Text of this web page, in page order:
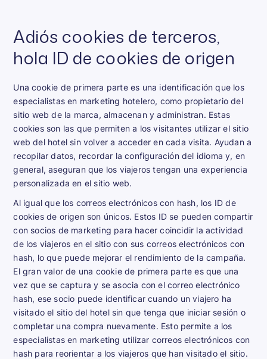
Adiós cookies de terceros,
hola ID de cookies de origen
Una cookie de primera parte es una identificación que los
especialistas en marketing hotelero, como propietario del
sitio web de la marca, almacenan y administran. Estas
cookies son las que permiten a los visitantes utilizar el sitio
web del hotel sin volver a acceder en cada visita. Ayudan a
recopilar datos, recordar la configuración del idioma y, en
general, aseguran que los viajeros tengan una experiencia
personalizada en el sitio web.
Al igual que los correos electrónicos con hash, los ID de
cookies de origen son únicos. Estos ID se pueden compartir
con socios de marketing para hacer coincidir la actividad
de los viajeros en el sitio con sus correos electrónicos con
hash, lo que puede mejorar el rendimiento de la campaña.
El gran valor de una cookie de primera parte es que una
vez que se captura y se asocia con el correo electrónico
hash, ese socio puede identificar cuando un viajero ha
visitado el sitio del hotel sin que tenga que iniciar sesión o
completar una compra nuevamente. Esto permite a los
especialistas en marketing utilizar correos electrónicos con
hash para reorientar a los viajeros que han visitado el sitio.